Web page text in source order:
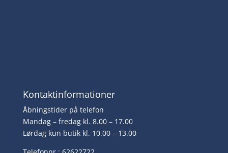
Kontaktinformationer
Åbningstider på telefon
Mandag – fredag kl. 8.00 – 17.00
Lørdag kun butik kl. 10.00 – 13.00